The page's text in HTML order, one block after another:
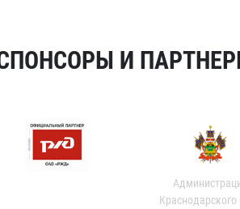
И
Краснодарского